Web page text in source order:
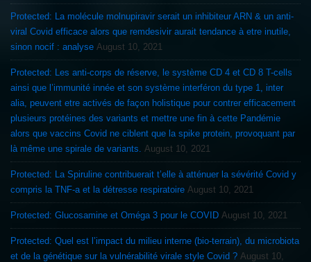
Protected: La molécule molnupiravir serait un inhibiteur ARN & un anti-
viral Covid efficace alors que remdesivir aurait tendance à etre inutile,
sinon nocif : analyse August 10, 2021
Protected: Les anti-corps de réserve, le système CD 4 et CD 8 T-cells
ainsi que l’immunité innée et son système interféron du type 1, inter
alia, peuvent etre activés de façon holistique pour contrer efficacement
plusieurs protéines des variants et mettre une fin à cette Pandémie
alors que vaccins Covid ne ciblent que la spike protein, provoquant par
là même une spirale de variants.
August 10, 2021
Protected: La Spiruline contribuerait t’elle à atténuer la sévérité Covid y
compris la TNF-a et la détresse respiratoire August 10, 2021
Protected: Glucosamine et Oméga 3 pour le COVID August 10, 2021
Protected: Quel est l’impact du milieu interne (bio-terrain), du microbiota
et de la génétique sur la vulnérabilité virale style Covid ? August 10,